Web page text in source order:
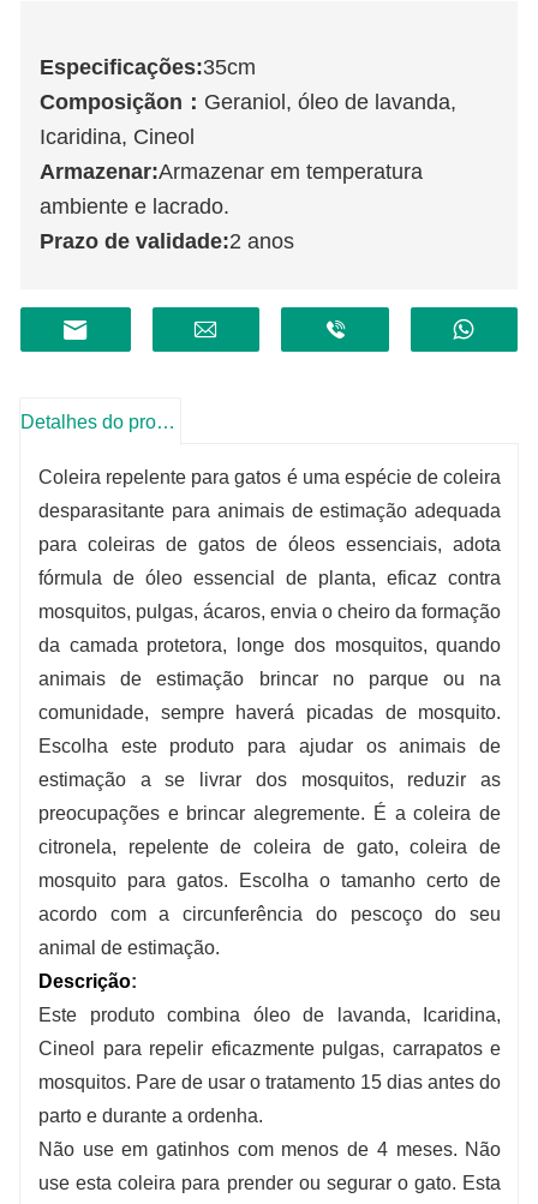
Especificações:35cm
Composiçãon ： Geraniol, óleo de lavanda,
Icaridina, Cineol
Armazenar:Armazenar em temperatura
ambiente e lacrado.
Prazo de validade:2 anos
Detalhes do produto
Coleira repelente para gatos é uma espécie de coleira
desparasitante para animais de estimação adequada
para coleiras de gatos de óleos essenciais, adota
fórmula de óleo essencial de planta, eficaz contra
mosquitos, pulgas, ácaros, envia o cheiro da formação
da camada protetora, longe dos mosquitos, quando
animais de estimação brincar no parque ou na
comunidade, sempre haverá picadas de mosquito.
Escolha este produto para ajudar os animais de
estimação a se livrar dos mosquitos, reduzir as
preocupações e brincar alegremente. É a coleira de
citronela, repelente de coleira de gato, coleira de
mosquito para gatos. Escolha o tamanho certo de
acordo com a circunferência do pescoço do seu
animal de estimação.
Descrição:
Este produto combina óleo de lavanda, Icaridina,
Cineol para repelir eficazmente pulgas, carrapatos e
mosquitos. Pare de usar o tratamento 15 dias antes do
parto e durante a ordenha.
Não use em gatinhos com menos de 4 meses. Não
use esta coleira para prender ou segurar o gato. Esta